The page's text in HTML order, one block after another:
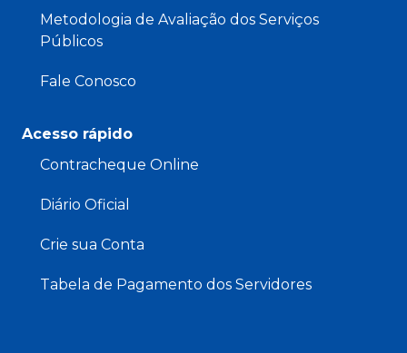
Metodologia de Avaliação dos Serviços
Públicos
Fale Conosco
Acesso rápido
Contracheque Online
Diário Oficial
Crie sua Conta
Tabela de Pagamento dos Servidores